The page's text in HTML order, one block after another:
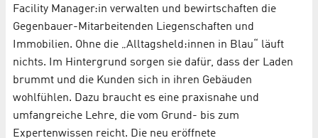
Facility Manager:in verwalten und bewirtschaften die
Gegenbauer-Mitarbeitenden Liegenschaften und
Immobilien. Ohne die „Alltagsheld:innen in Blau“ läuft
nichts. Im Hintergrund sorgen sie dafür, dass der Laden
brummt und die Kunden sich in ihren Gebäuden
wohlfühlen. Dazu braucht es eine praxisnahe und
umfangreiche Lehre, die vom Grund- bis zum
Expertenwissen reicht. Die neu eröffnete